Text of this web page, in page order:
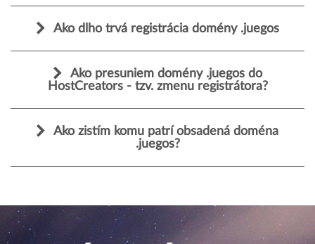
Ako dlho trvá registrácia domény .juegos
Ako presuniem domény .juegos do
HostCreators - tzv. zmenu registrátora?
Ako zistím komu patrí obsadená doména
.juegos?